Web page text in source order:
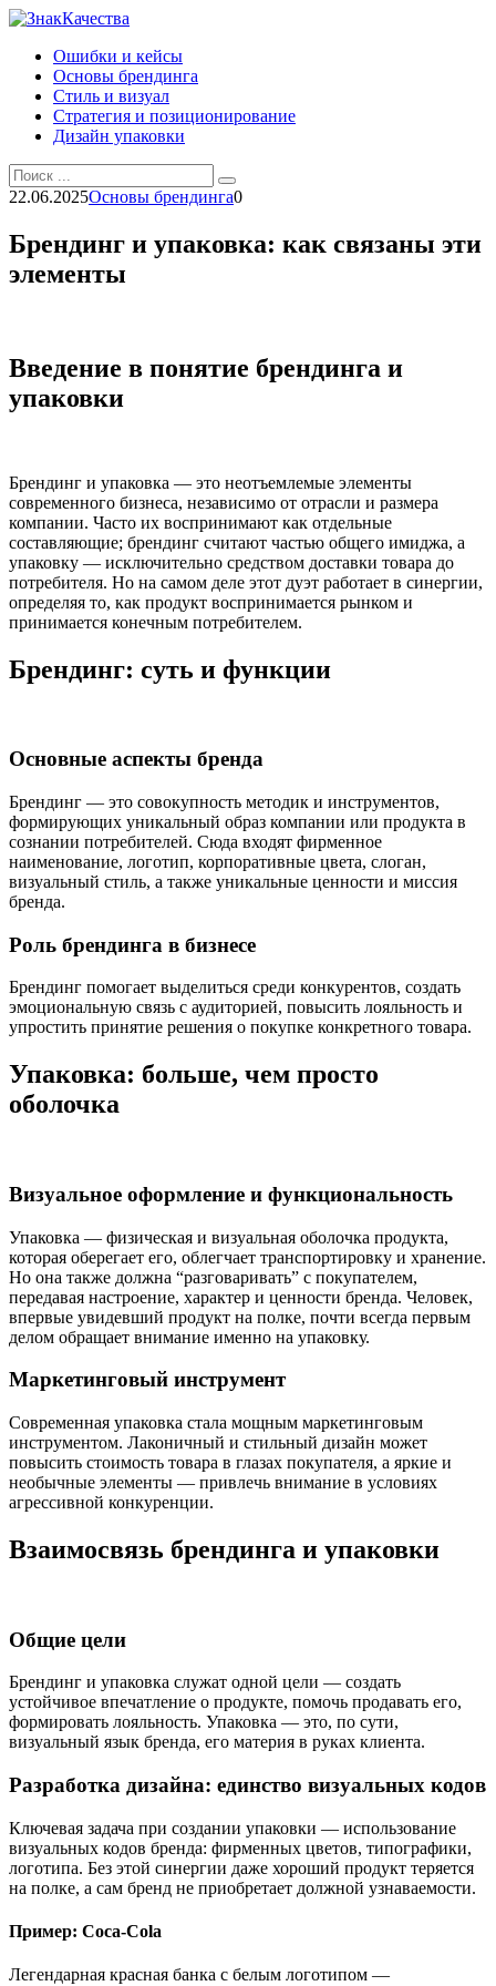
Перейти
контентуОшибки и кейсы
Основы брендинга
Стиль и визуал
Стратегия и позиционирование
Дизайн упаковки
Search
for:
22.06.2025Основы брендинга0
Брендинг и упаковка: как связаны эти
элементы
Введение в понятие брендинга и
упаковки
Брендинг и упаковка — это неотъемлемые элементы
современного бизнеса, независимо от отрасли и размера
компании. Часто их воспринимают как отдельные
составляющие; брендинг считают частью общего имиджа, а
упаковку — исключительно средством доставки товара до
потребителя. Но на самом деле этот дуэт работает в синергии,
определяя то, как продукт воспринимается рынком и
принимается конечным потребителем.
Брендинг: суть и функции
Основные аспекты бренда
Брендинг — это совокупность методик и инструментов,
формирующих уникальный образ компании или продукта в
сознании потребителей. Сюда входят фирменное
наименование, логотип, корпоративные цвета, слоган,
визуальный стиль, а также уникальные ценности и миссия
бренда.
Роль брендинга в бизнесе
Брендинг помогает выделиться среди конкурентов, создать
эмоциональную связь с аудиторией, повысить лояльность и
упростить принятие решения о покупке конкретного товара.
Упаковка: больше, чем просто
оболочка
Визуальное оформление и функциональность
Упаковка — физическая и визуальная оболочка продукта,
которая оберегает его, облегчает транспортировку и хранение.
Но она также должна “разговаривать” с покупателем,
передавая настроение, характер и ценности бренда. Человек,
впервые увидевший продукт на полке, почти всегда первым
делом обращает внимание именно на упаковку.
Маркетинговый инструмент
Современная упаковка стала мощным маркетинговым
инструментом. Лаконичный и стильный дизайн может
повысить стоимость товара в глазах покупателя, а яркие и
необычные элементы — привлечь внимание в условиях
агрессивной конкуренции.
Взаимосвязь брендинга и упаковки
Общие цели
Брендинг и упаковка служат одной цели — создать
устойчивое впечатление о продукте, помочь продавать его,
формировать лояльность. Упаковка — это, по сути,
визуальный язык бренда, его материя в руках клиента.
Разработка дизайна: единство визуальных кодов
Ключевая задача при создании упаковки — использование
визуальных кодов бренда: фирменных цветов, типографики,
логотипа. Без этой синергии даже хороший продукт теряется
на полке, а сам бренд не приобретает должной узнаваемости.
Пример: Coca-Cola
Легендарная красная банка с белым логотипом —